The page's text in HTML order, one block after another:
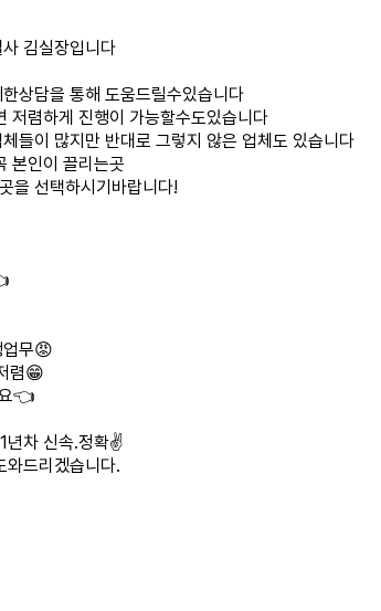
김실장입니다
상담을 통해 도움드릴수있습니다
저렴하게 진행이 가능할수도있습니다
들이 많지만 반대로 그렇지 않은 업체도 있습니다
본인이 끌리는곳
을 선택하시기바랍니다!
무😡
렴😁
👈
년차 신속.정확✌️
와드리겠습니다.